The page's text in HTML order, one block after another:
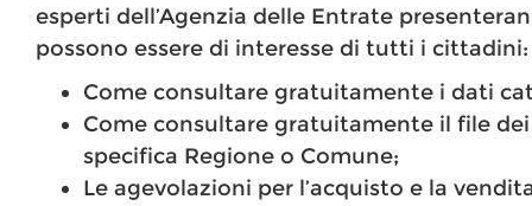
esperti dell’Agenzia delle Entrate
possono essere di interesse di tutti i cittadini:
Come consultare gratuitamente i dati
Come consultare gratuitamente il file
specifica Regione o Comune;
Le agevolazioni per l’acquisto e la